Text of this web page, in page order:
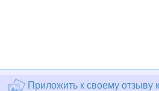
Приложить к своему отзыву